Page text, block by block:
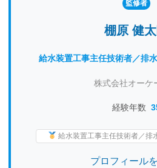
監修者
棚原 健
給水装置工事主任技術者／排
株式会社オーケ
経験年数
給水装置工事主任技術者／排
プロフィール